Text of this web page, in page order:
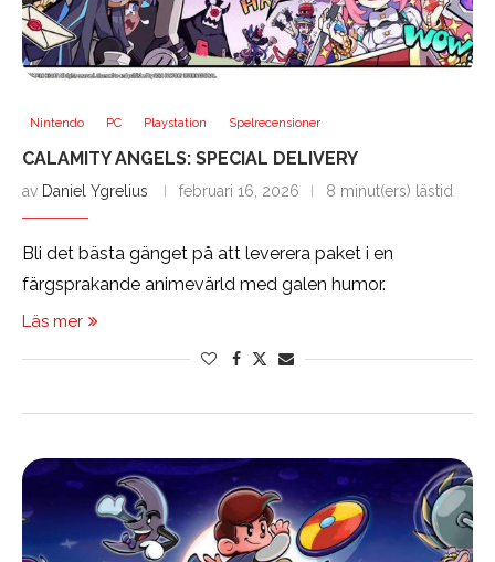
Nintendo PC Playstation Spelrecensioner
CALAMITY ANGELS: SPECIAL DELIVERY
av Daniel Ygrelius februari 16, 2026 8 minut(ers) lästid
Bli det bästa gänget på att leverera paket i en
färgsprakande animevärld med galen humor.
Läs mer